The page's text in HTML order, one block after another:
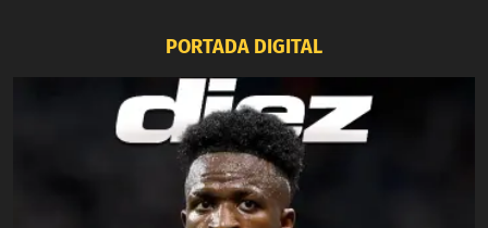
PORTADA DIGITAL